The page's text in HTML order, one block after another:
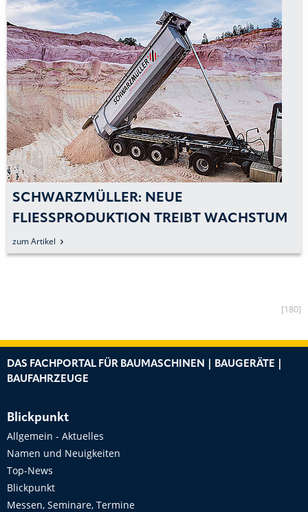
SCHWARZMÜLLER: NEUE
FLIESSPRODUKTION TREIBT WACHSTUM V
ORAN
zum Artikel
[180]
DAS FACHPORTAL FÜR BAUMASCHINEN | BAUGERÄTE |
BAUFAHRZEUGE
Blickpunkt
Allgemein - Aktuelles
Namen und Neuigkeiten
Top-News
Blickpunkt
Messen, Seminare, Termine